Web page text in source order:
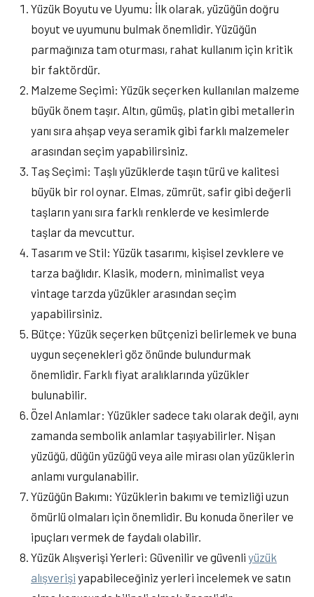
Yüzük Boyutu ve Uyumu: İlk olarak, yüzüğün doğru
boyut ve uyumunu bulmak önemlidir. Yüzüğün
parmağınıza tam oturması, rahat kullanım için kritik
bir faktördür.
Malzeme Seçimi: Yüzük seçerken kullanılan malzeme
büyük önem taşır. Altın, gümüş, platin gibi metallerin
yanı sıra ahşap veya seramik gibi farklı malzemeler
arasından seçim yapabilirsiniz.
Taş Seçimi: Taşlı yüzüklerde taşın türü ve kalitesi
büyük bir rol oynar. Elmas, zümrüt, safir gibi değerli
taşların yanı sıra farklı renklerde ve kesimlerde
taşlar da mevcuttur.
Tasarım ve Stil: Yüzük tasarımı, kişisel zevklere ve
tarza bağlıdır. Klasik, modern, minimalist veya
vintage tarzda yüzükler arasından seçim
yapabilirsiniz.
Bütçe: Yüzük seçerken bütçenizi belirlemek ve buna
uygun seçenekleri göz önünde bulundurmak
önemlidir. Farklı fiyat aralıklarında yüzükler
bulunabilir.
Özel Anlamlar: Yüzükler sadece takı olarak değil, aynı
zamanda sembolik anlamlar taşıyabilirler. Nişan
yüzüğü, düğün yüzüğü veya aile mirası olan yüzüklerin
anlamı vurgulanabilir.
Yüzüğün Bakımı: Yüzüklerin bakımı ve temizliği uzun
ömürlü olmaları için önemlidir. Bu konuda öneriler ve
ipuçları vermek de faydalı olabilir.
Yüzük Alışverişi Yerleri: Güvenilir ve güvenli yüzük
alışverişi yapabileceğiniz yerleri incelemek ve satın